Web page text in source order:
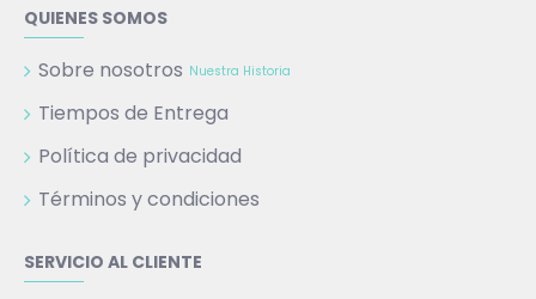
QUIENES SOMOS
Sobre nosotros Nuestra Historia
Tiempos de Entrega
Política de privacidad
Términos y condiciones
SERVICIO AL CLIENTE